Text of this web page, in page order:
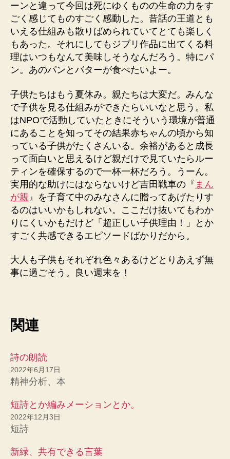
ーンと違って今回は死にゆくものの生命の力をす
ごく感じてものすごく感動した。昔話の王道とも
いえる仕組みも散りばめられていてとても楽しく
もあった。それにしてもジブリ作品に出てくる料
理はいつもなんて美味しそうなんだろう。特にパ
ン。あのパンとバターが食べたいよー。
子供たちはもう夏休み。親たちは大変だ。みんな
で子供を見る仕組みができたらいいなと思う。私
はNPOで活動していたときにそういう環境が普通
にあることを知ってその結果赤ちゃんの頃から知
っている子供がたくさんいる。余裕があると成長
って面白いと思えるけど親だけで見ていたらルー
ティンを確保するので一杯一杯だろう。うーん。
実用的な助けにはならないけど吉田戦車の『 まん
が親 』を子育て中のみなさんに贈ってあげたりす
るのはいいかもしれない。ここだけ抜いてもわか
りにくいかもだけど「超正しい子供理由！」とか
すごく共感できるエピソードばかりだから。
大人も子供もそれぞれ色々あるけどとりあえず無
事に過ごそう。良い週末を！
関連
詩の朗読
2022年6月17日
精神分析、本
短詩とか編みメーションとか。
2022年12月3日
短詩
新緑、共有できる言葉